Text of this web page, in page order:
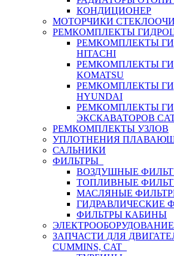
КОНДИЦИОНЕР
МОТОРЧИКИ
РЕМКОМПЛЕКТЫ
РЕМКОМПЛЕКТЫ
HITACHI
РЕМКОМПЛЕКТЫ
KOMATSU
РЕМКОМПЛЕКТЫ
HYUNDAI
РЕМКОМПЛЕКТЫ
ЭКСКАВАТОРОВ
РЕМКОМПЛЕКТЫ УЗЛОВ
УПЛОТНЕНИЯ
САЛЬНИКИ
ФИЛЬТРЫ
ВОЗДУШНЫЕ
ТОПЛИВНЫЕ
МАСЛЯНЫЕ
ГИДРАВЛИЧЕСКИЕ
ФИЛЬТРЫ КАБИНЫ
ЭЛЕКТРООБОРУДОВАНИЕ
ЗАПЧАСТИ ДЛЯ
CUMMINS, CAT